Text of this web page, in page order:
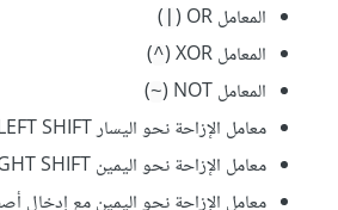
المعامل OR (
)
المعامل XOR (
^
)
المعامل NOT (
~
)
معامل الإزاحة نحو اليسار LEFT SHIFT (
معامل الإزاحة نحو اليمين RIGHT SHIFT (